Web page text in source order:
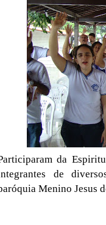
da
de
Menino Jesus